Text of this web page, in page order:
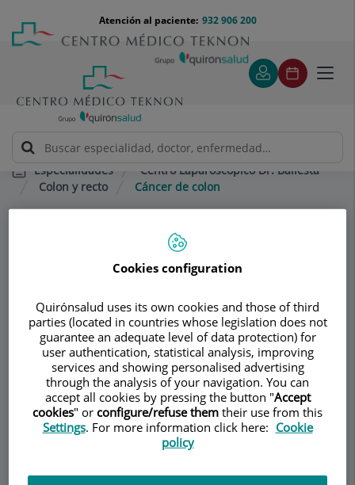
contenido
Menú
teléfono
cabecera
932 906 200
Atención al paciente:
Especialidades
Centro Laparoscópico Dr. Ballesta
Colon y recto
Cáncer de colon
Centro
Laparoscópico Dr.
Ballesta
CIRUGÍA GENERAL ADULTOS
Pedir cita
Cookies configuration
Quirónsalud uses its own cookies and those of third
parties (located in countries whose legislation does not
guarantee an adequate level of data protection) for
user authentication, statistical analysis, improving
services and showing personalised advertising
through the analysis of your navigation. You can
accept all cookies by pressing the button "Accept
cookies" or configure/refuse them their use from this
Settings. For more information click here: Cookie
policy